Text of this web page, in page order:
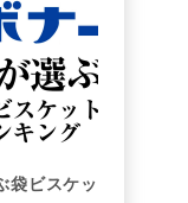
袋ビスケッ